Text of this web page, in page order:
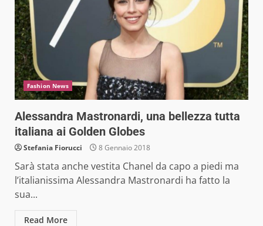
Fashion News
Alessandra Mastronardi, una bellezza tutta
italiana ai Golden Globes
Stefania Fiorucci 8 Gennaio 2018
Sarà stata anche vestita Chanel da capo a piedi ma
l’italianissima Alessandra Mastronardi ha fatto la
sua...
Read More